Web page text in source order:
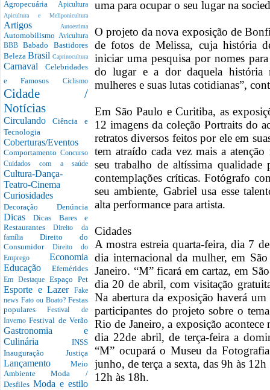
Agropecuária Apicultura
Apicultura e Meliponicultura
Artigos Autoestima
Automobilismo Avicultura
BBBBabado Bastidores
Beleza Brasil Caprinocultura
Carnaval Celebridades
e Famosos Ciclismo
Cidade /
Notícias
CirculandoCiência e
Tecnologia
Coberturas/Eventos
Comportamento Concurso
Cuidados com a saúde
Cultura-Dança-
Teatro-Cinema
Curiosidades
Decoração Denúncia
DicasDicas Bares e
RestaurantesDireito da
família Direito do
Consumidor Direito do
Emprego Economia
Educação Efemérides
Em Destaque Espaço Pet
Esporte e Lazer
Fake
news Fato ou Boato? Festas
popularesFestival de
InvernoFestival de Verão
Gastronomia e
Culinária INSS
Inauguração Justiça
Lançamento Meio
AmbienteModa /
Desfiles Moda e estilo
uma para ocupar o seu lugar na
O projeto da nova exposição de
de fotos de Melissa, cuja história
iniciar uma pesquisa por nomes
do lugar e a dor daquela história
mulheres e suas lutas cotidianas”,
Em São Paulo e Curitiba, as
12 imagens da coleção Portraits do
retratos diversos feitos por ele em
tem atraído cada vez mais a
seu trabalho de altíssima qualidade
contemplações críticas. Fotógrafo
seu ambiente, Gabriel usa esse
alta performance para artista.
Cidades
A mostra estreia quarta-feira, dia 7
dia internacional da mulher, em
Janeiro. “M” ficará em cartaz, em
dia 20 de abril, com visitação
Na abertura da exposição haverá
participantes do projeto sobre o
Rio de Janeiro, a exposição
dia 22de abril, de terça-feira a
“M” ocupará o Museu da
junho, de terça a sexta, das 9h às
12h às 18h.